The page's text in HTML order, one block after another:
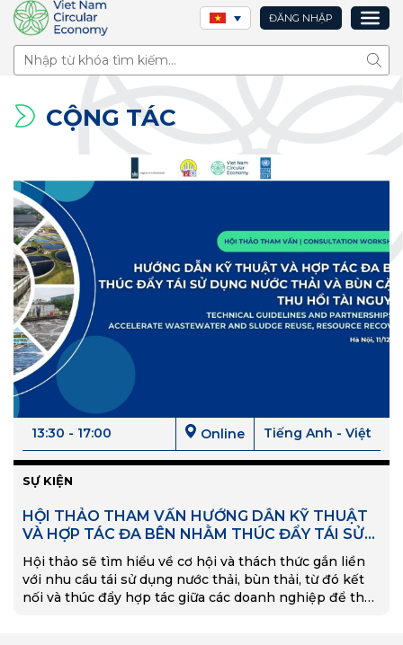
ĐĂNG NHẬP
Tìm
CỘNG TÁC
13:30 - 17:00 Online Tiếng Anh - Việt
SỰ KIỆN
HỘI THẢO THAM VẤN HƯỚNG DẪN KỸ THUẬT
VÀ HỢP TÁC ĐA BÊN NHẰM THÚC ĐẨY TÁI SỬ
DỤNG NƯỚC THẢI VÀ BÙN CẶN
Hội thảo sẽ tìm hiểu về cơ hội và thách thức gắn liền
với nhu cầu tái sử dụng nước thải, bùn thải, từ đó kết
nối và thúc đẩy hợp tác giữa các doanh nghiệp để thực